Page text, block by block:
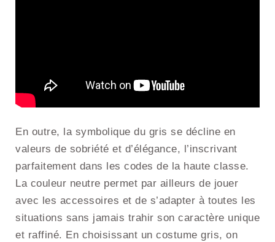
En outre, la symbolique du gris se décline en
valeurs de sobriété et d’élégance, l’inscrivant
parfaitement dans les codes de la haute classe.
La couleur neutre permet par ailleurs de jouer
avec les accessoires et de s’adapter à toutes les
situations sans jamais trahir son caractère unique
et raffiné. En choisissant un costume gris, on